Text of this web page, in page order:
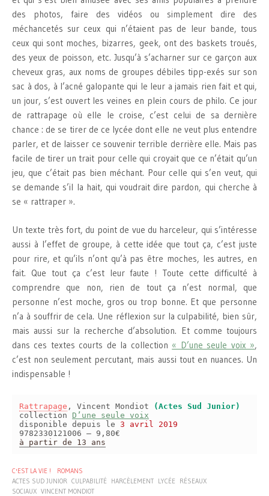
des photos, faire des vidéos ou simplement dire des
méchancetés sur ceux qui n’étaient pas de leur bande, tous
ceux qui sont moches, bizarres, geek, ont des baskets troués,
des yeux de poisson, etc. Jusqu’à s’acharner sur ce garçon aux
cheveux gras, aux noms de groupes débiles tipp-exés sur son
sac à dos, à l’acné galopante qui le leur a jamais rien fait et qui,
un jour, s’est ouvert les veines en plein cours de philo. Ce jour
de rattrapage où elle le croise, c’est celui de sa dernière
chance : de se tirer de ce lycée dont elle ne veut plus entendre
parler, et de laisser ce souvenir terrible derrière elle. Mais pas
facile de tirer un trait pour celle qui croyait que ce n’était qu’un
jeu, que c’était pas bien méchant. Pour celle qui s’en veut, qui
se demande s’il la hait, qui voudrait dire pardon, qui cherche à
se « rattraper ».
Un texte très fort, du point de vue du harceleur, qui s’intéresse
aussi à l’effet de groupe, à cette idée que tout ça, c’est juste
pour rire, et qu’ils n’ont qu’à pas être moches, les autres, en
fait. Que tout ça c’est leur faute ! Toute cette difficulté à
comprendre que non, rien de tout ça n’est normal, que
personne n’est moche, gros ou trop bonne. Et que personne
n’a à souffrir de cela. Une réflexion sur la culpabilité, bien sûr,
mais aussi sur la recherche d’absolution. Et comme toujours
dans ces textes courts de la collection « D’une seule voix »,
c’est non seulement percutant, mais aussi tout en nuances. Un
indispensable !
Rattrapage , Vincent Mondiot
(Actes Sud Junior)
collection D’une seule voix
disponible depuis le 3 avril 2019
9782330121006 – 9,80€
à partir de 13 ans
C'EST LA VIE !
ROMANS
ACTES SUD JUNIOR CULPABILITÉ HARCÈLEMENT LYCÉE
RÉSEAUX
SOCIAUX VINCENT MONDIOT